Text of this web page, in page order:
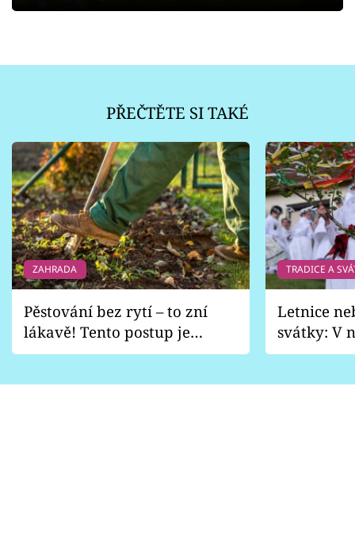
PŘEČTĚTE SI TAKÉ
ZAHRADA
Pěstování bez rytí – to zní
lákavě! Tento postup je
vhodný jen pro některé
TRADICE A
Letnice
svátky: V
pondělí